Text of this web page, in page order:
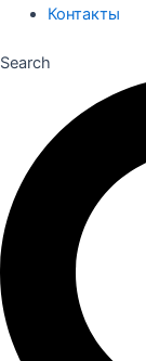
Контакты
Search